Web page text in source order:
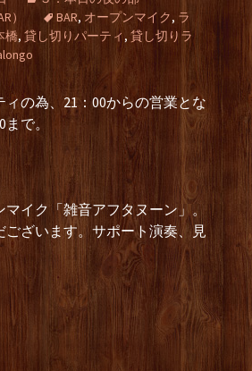
）
BAR, オープンマイク, ラ
橋, 貸し切りパーティ , 貸し切りラ
の為、21：00からの営業とな
で。
イク「雑音アフタヌーン」。
ございます。サポート演奏、見